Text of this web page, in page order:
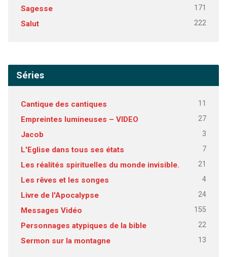
Sagesse 171
Salut 222
Séries
Cantique des cantiques 11
Empreintes lumineuses – VIDEO 27
Jacob 3
L'Eglise dans tous ses états 7
Les réalités spirituelles du monde invisible. 21
Les rêves et les songes 4
Livre de l'Apocalypse 24
Messages Vidéo 155
Personnages atypiques de la bible 22
Sermon sur la montagne 13